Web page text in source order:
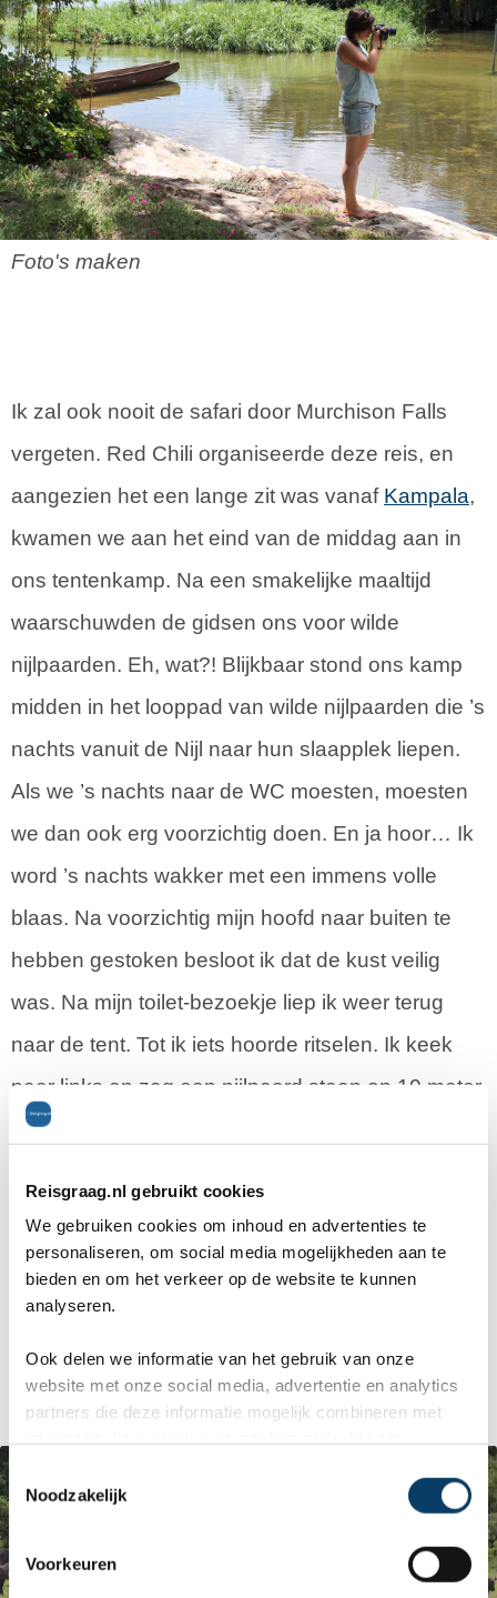
Reisgraag.nl gebruikt cookies
We gebruiken cookies om inhoud en advertenties te
personaliseren, om social media mogelijkheden aan te
bieden en om het verkeer op de website te kunnen
analyseren.
Ook delen we informatie van het gebruik van onze
website met onze social media, advertentie en analytics
partners die deze informatie mogelijk combineren met
o
n
s
e
Noodzakelijk
Voorkeuren
Foto's maken
Ik zal ook nooit de safari door Murchison Falls
vergeten. Red Chili organiseerde deze reis, en
aangezien het een lange zit was vanaf Kampala,
kwamen we aan het eind van de middag aan in
ons tentenkamp. Na een smakelijke maaltijd
waarschuwden de gidsen ons voor wilde
nijlpaarden. Eh, wat?! Blijkbaar stond ons kamp
midden in het looppad van wilde nijlpaarden die ’s
nachts vanuit de Nijl naar hun slaapplek liepen.
Als we ’s nachts naar de WC moesten, moesten
we dan ook erg voorzichtig doen. En ja hoor… Ik
word ’s nachts wakker met een immens volle
blaas. Na voorzichtig mijn hoofd naar buiten te
hebben gestoken besloot ik dat de kust veilig
was. Na mijn toilet-bezoekje liep ik weer terug
naar de tent. Tot ik iets hoorde ritselen. Ik keek
naar links en zag een nijlpaard staan op 10 meter
afstand. Hij keek mij aan alsof hij nog nooit een
mijn ogen had. Na een hele, hele lange tijd (in
werkelijkheid zal het wel 2 minuten zijn geweest)
besloot hij om om te keren en op zijn dooie
keel. Maar hé, ik heb wel een goed verhaal voor
het thuisfront. Doet het erg goed op feestjes.